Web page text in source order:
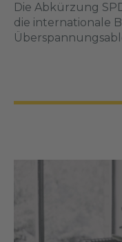
Die Abkürzung
die internationale